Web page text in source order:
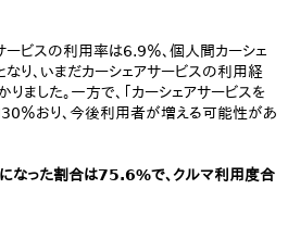
ビスの利用率は6.9％、個人間カーシェ
り、いまだカーシェアサービスの利用経
ました。一方で、「カーシェアサービスを
30％おり、今後利用者が増える可能性があ
なった割合は75.6%で、クルマ利用度合